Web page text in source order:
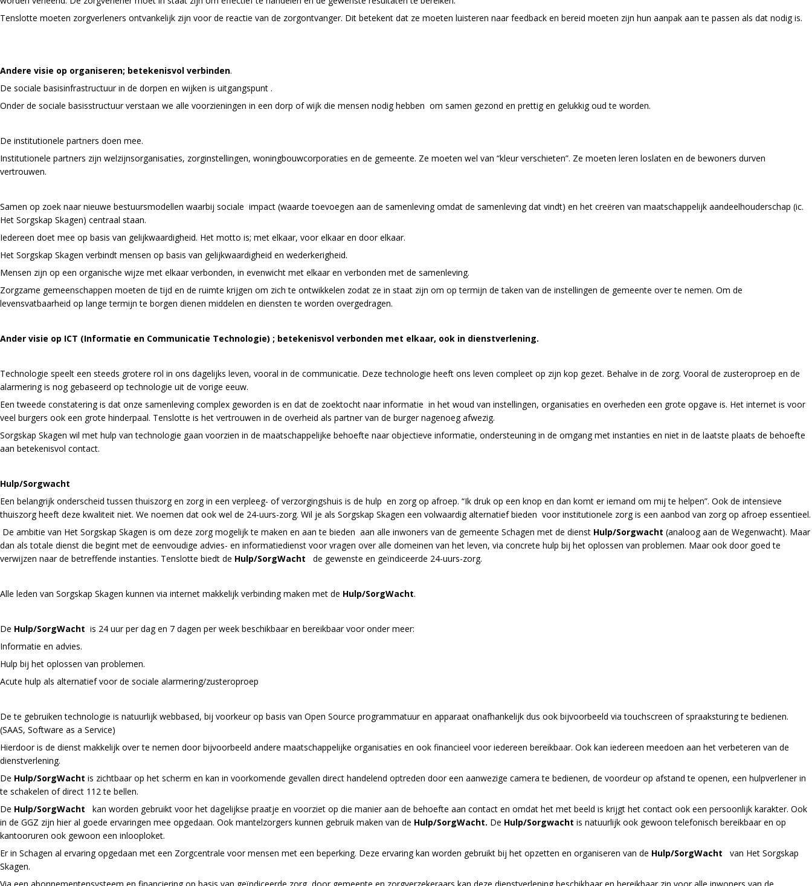
Tenslotte moeten zorgverleners ontvankelijk zijn voor de reactie van de zorgontvanger. Dit betekent dat ze moeten luisteren naar feedback en bereid moeten zijn hun aanpak aan te passen als dat nodig is.
Andere visie op organiseren; betekenisvol verbinden.
De sociale basisinfrastructuur in de dorpen en wijken is uitgangspunt .
Onder de sociale basisstructuur verstaan we alle voorzieningen in een dorp of wijk die mensen nodig hebben om samen gezond en prettig en gelukkig oud te worden.
De institutionele partners doen mee.
Institutionele partners zijn welzijnsorganisaties, zorginstellingen, woningbouwcorporaties en de gemeente. Ze moeten wel van “kleur verschieten”. Ze moeten leren loslaten en de bewoners durven
vertrouwen.
Samen op zoek naar nieuwe bestuursmodellen waarbij sociale impact (waarde toevoegen aan de samenleving omdat de samenleving dat vindt) en het creëren van maatschappelijk aandeelhouderschap (ic.
Het Sorgskap Skagen) centraal staan.
Iedereen doet mee op basis van gelijkwaardigheid. Het motto is; met elkaar, voor elkaar en door elkaar.
Het Sorgskap Skagen verbindt mensen op basis van gelijkwaardigheid en wederkerigheid.
Mensen zijn op een organische wijze met elkaar verbonden, in evenwicht met elkaar en verbonden met de samenleving.
Zorgzame gemeenschappen moeten de tijd en de ruimte krijgen om zich te ontwikkelen zodat ze in staat zijn om op termijn de taken van de instellingen de gemeente over te nemen. Om de
levensvatbaarheid op lange termijn te borgen dienen middelen en diensten te worden overgedragen.
Ander visie op ICT (Informatie en Communicatie Technologie) ; betekenisvol verbonden met elkaar, ook in dienstverlening.
Technologie speelt een steeds grotere rol in ons dagelijks leven, vooral in de communicatie. Deze technologie heeft ons leven compleet op zijn kop gezet. Behalve in de zorg. Vooral de zusteroproep en de
alarmering is nog gebaseerd op technologie uit de vorige eeuw.
Een tweede constatering is dat onze samenleving complex geworden is en dat de zoektocht naar informatie in het woud van instellingen, organisaties en overheden een grote opgave is. Het internet is voor
veel burgers ook een grote hinderpaal. Tenslotte is het vertrouwen in de overheid als partner van de burger nagenoeg afwezig.
Sorgskap Skagen wil met hulp van technologie gaan voorzien in de maatschappelijke behoefte naar objectieve informatie, ondersteuning in de omgang met instanties en niet in de laatste plaats de behoefte
aan betekenisvol contact.
Hulp/Sorgwacht
Een belangrijk onderscheid tussen thuiszorg en zorg in een verpleeg- of verzorgingshuis is de hulp en zorg op afroep. “Ik druk op een knop en dan komt er iemand om mij te helpen”. Ook de intensieve
thuiszorg heeft deze kwaliteit niet. We noemen dat ook wel de 24-uurs-zorg. Wil je als Sorgskap Skagen een volwaardig alternatief bieden voor institutionele zorg is een aanbod van zorg op afroep essentieel.
De ambitie van Het Sorgskap Skagen is om deze zorg mogelijk te maken en aan te bieden aan alle inwoners van de gemeente Schagen met de dienst Hulp/Sorgwacht (analoog aan de Wegenwacht). Maar
dan als totale dienst die begint met de eenvoudige advies- en informatiedienst voor vragen over alle domeinen van het leven, via concrete hulp bij het oplossen van problemen. Maar ook door goed te
verwijzen naar de betreffende instanties. Tenslotte biedt de Hulp/SorgWacht de gewenste en geïndiceerde 24-uurs-zorg.
Alle leden van Sorgskap Skagen kunnen via internet makkelijk verbinding maken met de Hulp/SorgWacht.
De Hulp/SorgWacht is 24 uur per dag en 7 dagen per week beschikbaar en bereikbaar voor onder meer:
Informatie en advies.
Hulp bij het oplossen van problemen.
Acute hulp als alternatief voor de sociale alarmering/zusteroproep
De te gebruiken technologie is natuurlijk webbased, bij voorkeur op basis van Open Source programmatuur en apparaat onafhankelijk dus ook bijvoorbeeld via touchscreen of spraaksturing te bedienen.
(SAAS, Software as a Service)
Hierdoor is de dienst makkelijk over te nemen door bijvoorbeeld andere maatschappelijke organisaties en ook financieel voor iedereen bereikbaar. Ook kan iedereen meedoen aan het verbeteren van de
dienstverlening.
De Hulp/SorgWacht is zichtbaar op het scherm en kan in voorkomende gevallen direct handelend optreden door een aanwezige camera te bedienen, de voordeur op afstand te openen, een hulpverlener in
te schakelen of direct 112 te bellen.
De Hulp/SorgWacht kan worden gebruikt voor het dagelijkse praatje en voorziet op die manier aan de behoefte aan contact en omdat het met beeld is krijgt het contact ook een persoonlijk karakter. Ook
in de GGZ zijn hier al goede ervaringen mee opgedaan. Ook mantelzorgers kunnen gebruik maken van de Hulp/SorgWacht. De Hulp/Sorgwacht is natuurlijk ook gewoon telefonisch bereikbaar en op
kantooruren ook gewoon een inlooploket.
Er in Schagen al ervaring opgedaan met een Zorgcentrale voor mensen met een beperking. Deze ervaring kan worden gebruikt bij het opzetten en organiseren van de Hulp/SorgWacht van Het Sorgskap
Skagen.